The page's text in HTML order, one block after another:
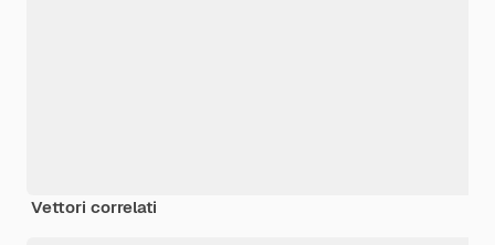
Vettori correlati